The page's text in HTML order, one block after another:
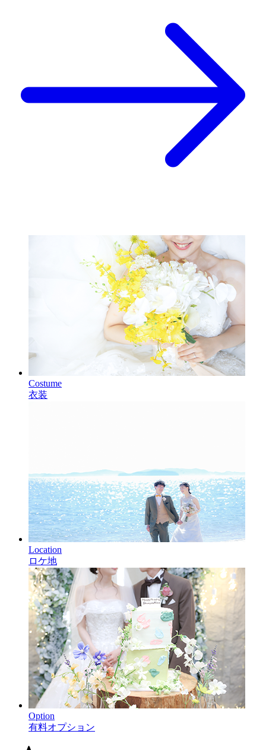
Costume
衣装
Location
ロケ地
Option
有料オプション